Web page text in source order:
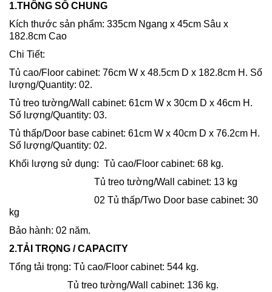
1.THÔNG SỐ CHUNG
Kích thước sản phẩm: 335cm Ngang x 45cm Sâu x
182.8cm Cao
Chi Tiết:
Tủ cao/Floor cabinet: 76cm W x 48.5cm D x 182.8cm H. Số
lượng/Quantity: 02.
Tủ treo tường/Wall cabinet: 61cm W x 30cm D x 46cm H.
Số lượng/Quantity: 03.
Tủ thấp/Door base cabinet: 61cm W x 40cm D x 76.2cm H.
Số lượng/Quantity: 02.
Khối lượng sử dụng: Tủ cao/Floor cabinet: 68 kg.
Tủ treo tường/Wall cabinet: 13 kg
02 Tủ thấp/Two Door base cabinet: 30
kg
Bảo hành: 02 năm.
2.TẢI TRỌNG / CAPACITY
Tổng tải trọng: Tủ cao/Floor cabinet: 544 kg.
Tủ treo tường/Wall cabinet: 136 kg.